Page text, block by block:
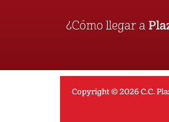
¿Cómo llegar a
Copyright © 2026 C.C.